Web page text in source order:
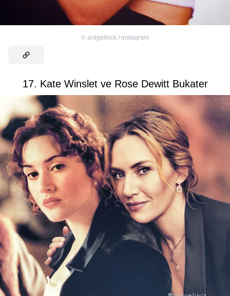
© ardgelinck / instagram
17. Kate Winslet ve Rose Dewitt Bukater